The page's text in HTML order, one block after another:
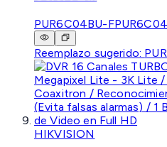
PUR6C04BU-F
Reemplazo sugerido:
HIKVISION